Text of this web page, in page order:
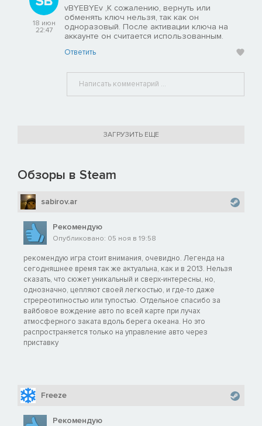
18 июн
22:47
vBYEBYEv ,К сожалению, вернуть или
обменять ключ нельзя, так как он
одноразовый. После активации ключа на
аккаунте он считается использованным.
Ответить
ЗАГРУЗИТЬ ЕЩЕ
Обзоры в Steam
sabirov.ar
Рекомендую
Опубликовано: 05 ноя в 19:58
рекомендую игра стоит внимания, очевидно. Легенда на
сегодняшнее время так же актуальна, как и в 2013. Нельзя
сказать, что сюжет уникальный и сверх-интересны, но,
однозначно, цепляют своей легкостью, и где-то даже
стререотипностью или тупостью. Отдельное спасибо за
вайбовое вождение авто по всей карте при лучах
атмосферного заката вдоль берега океана. Но это
распространяется только на управление авто через
приставку
Freeze
Рекомендую